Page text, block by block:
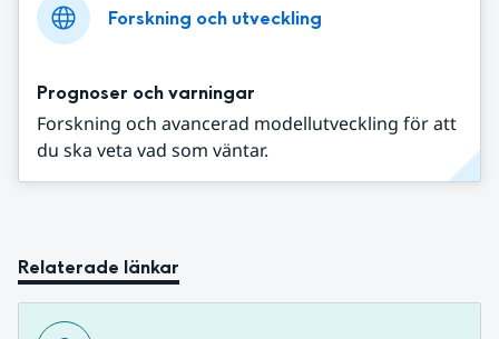
Forskning och utveckling
Prognoser och varningar
Forskning och avancerad modellutveckling för att
du ska veta vad som väntar.
Relaterade länkar